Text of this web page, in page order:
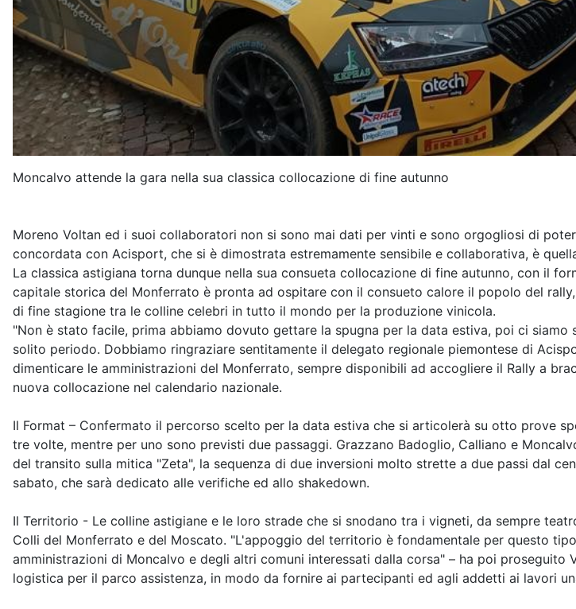
Moncalvo attende la gara nella sua classica collocazione di fine autunno
Moreno Voltan ed i suoi collaboratori non si sono mai dati per vinti e sono orgogliosi di
concordata con Acisport, che si è dimostrata estremamente sensibile e collaborativa, è
La classica astigiana torna dunque nella sua consueta collocazione di fine autunno, con il
capitale storica del Monferrato è pronta ad ospitare con il consueto calore il popolo del
di fine stagione tra le colline celebri in tutto il mondo per la produzione vinicola.
"Non è stato facile, prima abbiamo dovuto gettare la spugna per la data estiva, poi ci
solito periodo. Dobbiamo ringraziare sentitamente il delegato regionale piemontese di
dimenticare le amministrazioni del Monferrato, sempre disponibili ad accogliere il Rally a
nuova collocazione nel calendario nazionale.
Il Format – Confermato il percorso scelto per la data estiva che si articolerà su otto prove
tre volte, mentre per uno sono previsti due passaggi. Grazzano Badoglio, Calliano e
del transito sulla mitica "Zeta", la sequenza di due inversioni molto strette a due passi dal
sabato, che sarà dedicato alle verifiche ed allo shakedown.
Il Territorio - Le colline astigiane e le loro strade che si snodano tra i vigneti, da sempre
Colli del Monferrato e del Moscato. "L'appoggio del territorio è fondamentale per questo
amministrazioni di Moncalvo e degli altri comuni interessati dalla corsa" – ha poi
logistica per il parco assistenza, in modo da fornire ai partecipanti ed agli addetti ai lavori